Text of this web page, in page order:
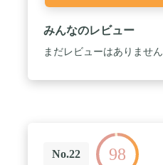
みんなのレビュー
まだレビューはありません
No.22 98